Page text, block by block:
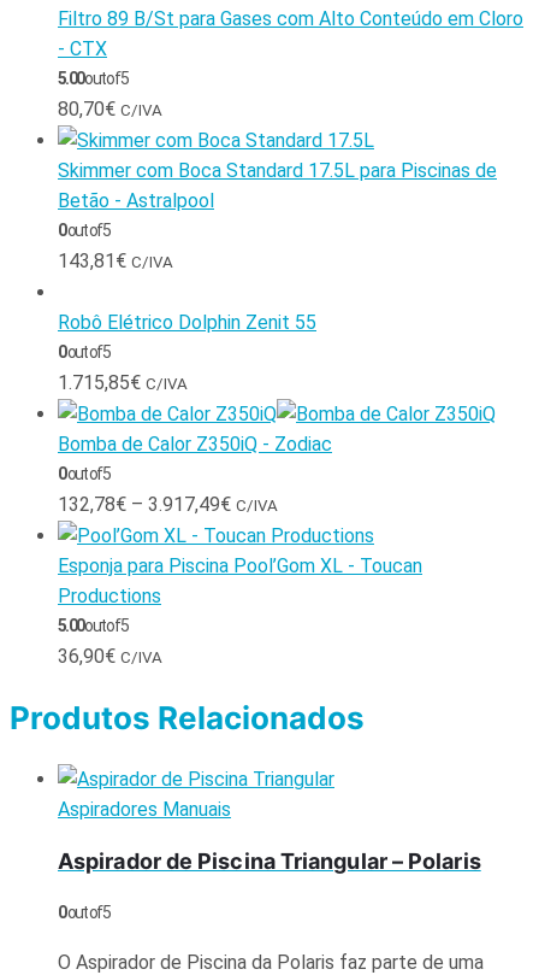
Filtro 89 B/St para Gases com Alto Conteúdo em Cloro
- CTX
5.00out of 5
80,70€ C/IVA
Skimmer com Boca Standard 17.5L para Piscinas de
Betão - Astralpool
0out of 5
143,81€ C/IVA
Robô Elétrico Dolphin Zenit 55
0out of 5
1.715,85€ C/IVA
Bomba de Calor Z350iQ - Zodiac
0out of 5
132,78€ – 3.917,49€ C/IVA
Esponja para Piscina Pool’Gom XL - Toucan
Productions
5.00out of 5
36,90€ C/IVA
Produtos Relacionados
Aspiradores Manuais
Aspirador de Piscina Triangular – Polaris
0out of 5
O Aspirador de Piscina da Polaris faz parte de uma